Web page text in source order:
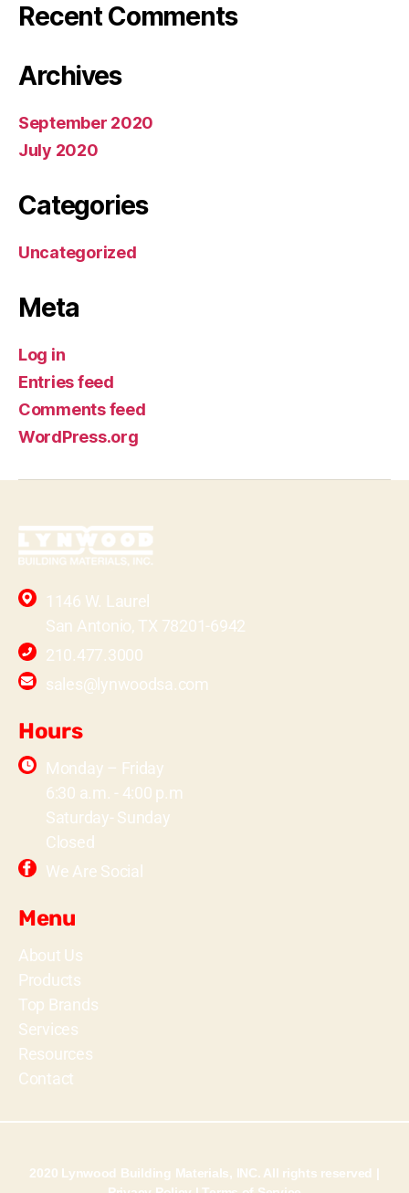
Recent Comments
Archives
September 2020
July 2020
Categories
Uncategorized
Meta
Log in
Entries feed
Comments feed
WordPress.org
1146 W. Laurel
San Antonio, TX 78201-6942
210.477.3000
sales@lynwoodsa.com
Hours
Monday – Friday
6:30 a.m. - 4:00 p.m
Saturday- Sunday
Closed
We Are Social
Menu
About Us
Products
Top Brands
Services
Resources
Contact
2020 Lynwood Building Materials, INC. All rights reserved |